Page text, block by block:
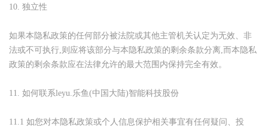
10. 独立性
如果本隐私政策的任何部分被法院或其他主管机关认定为无效、非
法或不可执行,则应将该部分与本隐私政策的剩余条款分离,而本隐私
政策的剩余条款应在法律允许的最大范围内保持完全有效。
11. 如何联系leyu.乐鱼(中国大陆)智能科技股份
11.1 如您对本隐私政策或个人信息保护相关事宜有任何疑问、投